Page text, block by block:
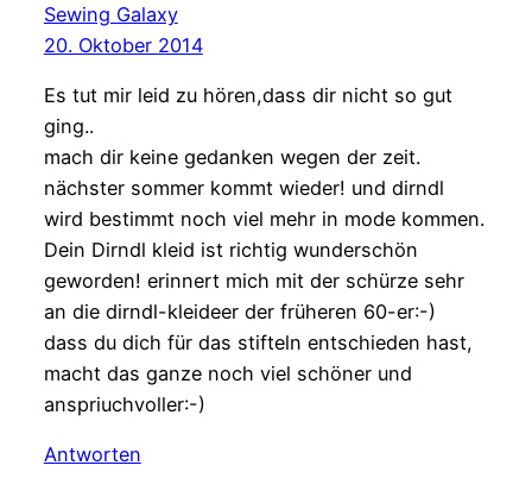
Sewing Galaxy
20. Oktober 2014
Es tut mir leid zu hören,dass dir nicht so gut
ging..
mach dir keine gedanken wegen der zeit.
nächster sommer kommt wieder! und dirndl
wird bestimmt noch viel mehr in mode kommen.
Dein Dirndl kleid ist richtig wunderschön
geworden! erinnert mich mit der schürze sehr
an die dirndl-kleideer der früheren 60-er:-)
dass du dich für das stifteln entschieden hast,
macht das ganze noch viel schöner und
anspriuchvoller:-)
Antworten